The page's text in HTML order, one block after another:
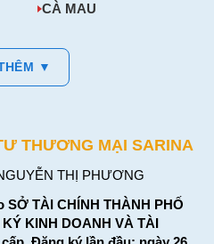
CÀ MAU
▼
THƯƠNG MẠI SARINA
THỊ PHƯƠNG
SỞ TÀI CHÍNH THÀNH PHỐ
KINH DOANH VÀ TÀI